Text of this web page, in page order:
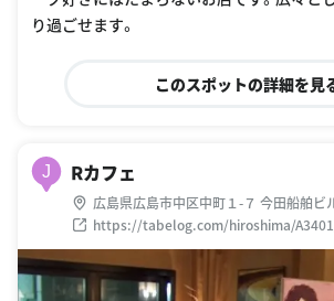
り過ごせます。
このスポットの詳細を見
J Rカフェ
広島県広島市中区中町１-７ 今田船舶ビ
https://tabelog.com/hiroshima/
/